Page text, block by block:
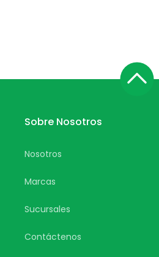
Sobre Nosotros
Nosotros
Marcas
Sucursales
Contáctenos